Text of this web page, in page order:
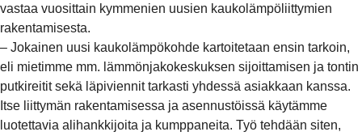
vastaa vuosittain kymmenien uusien kaukolämpöliittymien
rakentamisesta.
– Jokainen uusi kaukolämpökohde kartoitetaan ensin tarkoin,
eli mietimme mm. lämmönjakokeskuksen sijoittamisen ja tontin
putkireitit sekä läpiviennit tarkasti yhdessä asiakkaan kanssa.
Itse liittymän rakentamisessa ja asennustöissä käytämme
luotettavia alihankkijoita ja kumppaneita. Työ tehdään siten,